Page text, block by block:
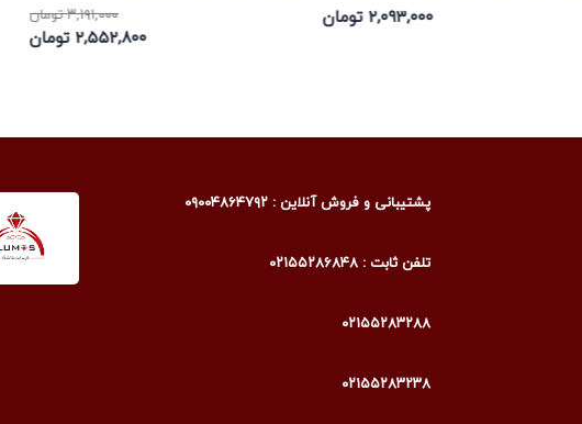
۲,۰۹۳,۰۰۰ تومان
۳,۱۹۱,۰۰۰ تومان
۲,۵۵۲,۸۰۰ تومان
پشتیبانی و فروش آنلاین : ۰۹۰۰۴۸۶۴۷۹۲
تلفن ثابت : ۰۲۱۵۵۲۸۶۸۴۸
۰۲۱۵۵۲۸۳۲۸۸
۰۲۱۵۵۲۸۳۲۳۸